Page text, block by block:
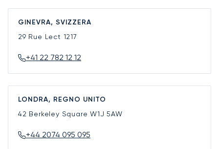
GINEVRA, SVIZZERA
29 Rue Lect 1217
+41 22 782 12 12
LONDRA, REGNO UNITO
42 Berkeley SquareW1J 5AW
+44 2074 095 095